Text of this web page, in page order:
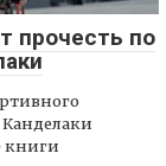
прочесть по
книги